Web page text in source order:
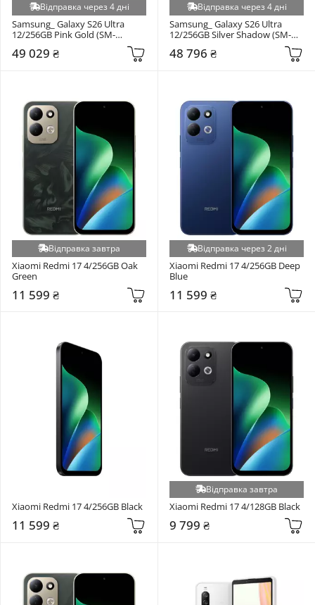
Відправка через 4 дні
Samsung_ Galaxy S26 Ultra
12/256GB Pink Gold (SM-
49 029 ₴
Відправка через 4 дні
Samsung_ Galaxy S26 Ultra
12/256GB Silver Shadow (SM-
48 796 ₴
Відправка завтра
Xiaomi Redmi 17 4/256GB Oak
Green
11 599 ₴
Відправка через 2 дні
Xiaomi Redmi 17 4/256GB Deep
Blue
11 599 ₴
Xiaomi Redmi 17 4/256GB Black
11 599 ₴
Відправка завтра
Xiaomi Redmi 17 4/128GB Black
9 799 ₴